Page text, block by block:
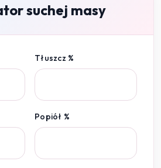
suchej masy
Tłuszcz %
Popiół %